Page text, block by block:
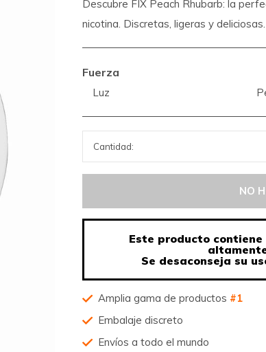
Descubre FIX Peach Rhubarb: la
nicotina. Discretas, ligeras y
Fuerza
Luz
NO
Este producto
Se desaconseja su
Amplia gama de productos #1
Embalaje discreto
Envíos a todo el mundo